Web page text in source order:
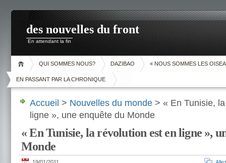
des nouvelles du front
En attendant la fin
QUI SOMMES NOUS? DAZIBAO « NOUS SOMMES LES
EN PASSANT PAR LA CHRONIQUE
Accueil > Nouvelles du monde > « En Tunisie,
ligne », une enquête du Monde
« En Tunisie, la révolution est en ligne »,
Monde